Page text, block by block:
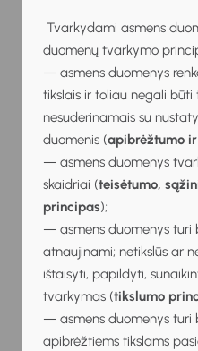
Tvarkydami asmens
duomenų tvarkymo
— asmens duomenys
tikslais ir toliau negali būti
nesuderinamais su
duomenis (apibrėžtumo
— asmens duomenys
skaidriai (teisėtumo,
principas);
— asmens duomenys turi
atnaujinami; netikslūs ar
ištaisyti, papildyti,
tvarkymas (tikslumo
— asmens duomenys turi
apibrėžtiems tikslams